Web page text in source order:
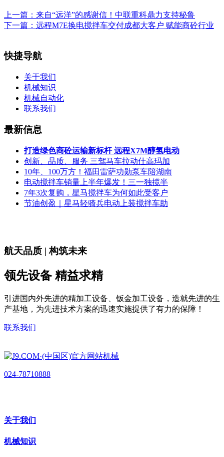
上一篇： 来自“远洋”的感谢信！中联重科鼎力支持秘鲁
下一篇： 远程M7E换电搅拌车交付成都大客户 赋能商砼行业
快捷导航
关于我们
机械知识
机械自动化
联系我们
最新信息
打造绿色商砼运输新标杆 远程X7M醇氢电动
创新、品质、服务 三驾马车拉动仕高玛加
10年、100万方！福田雷萨功勋泵车陪湖南
电动搅拌车销量上半年爆发！三一独揽半
7年3次复购，星马搅拌车为何如此受客户
节油创盈｜星马轻骑兵电动上装搅拌车助
航天品质 | 构筑未来
领先设备 精益求精
引进国内外先进的精加工设备、钣金加工设备，造就先进的生
产基地，为先进技术方案的迅速实施提供了有力的保障！
联系我们
024-78710888
关于我们
机械知识